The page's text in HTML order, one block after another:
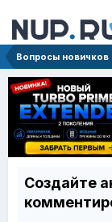
Вопросы новичков
Создайте